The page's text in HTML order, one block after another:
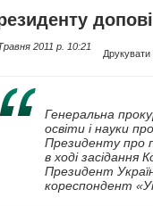
2011 p. 10:21
Друкувати
Генеральна
освіти і науки
Президенту про
в ході засідання
Президент
кореспондент